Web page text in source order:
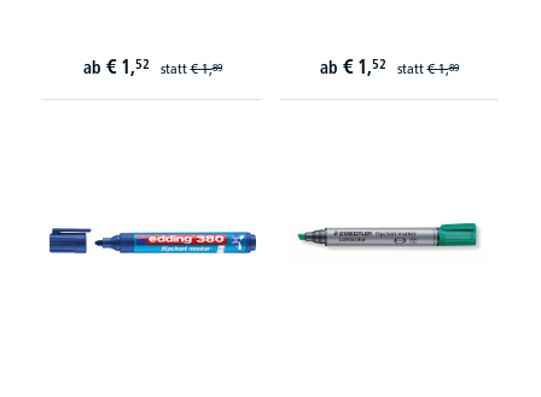
ab € 1,52 statt€ 1,89 ab € 1,52 statt€ 1,89